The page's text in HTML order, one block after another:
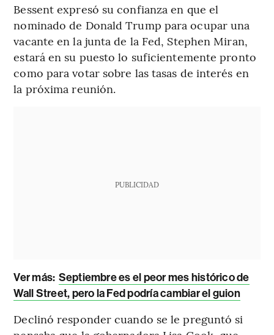
Bessent expresó su confianza en que el
nominado de Donald Trump para ocupar una
vacante en la junta de la Fed, Stephen Miran,
estará en su puesto lo suficientemente pronto
como para votar sobre las tasas de interés en
la próxima reunión.
PUBLICIDAD
Ver más: Septiembre es el peor mes histórico de
Wall Street, pero la Fed podría cambiar el guion
Declinó responder cuando se le preguntó si